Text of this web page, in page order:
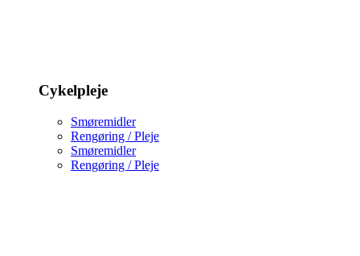
Cykelpleje
Smøremidler
Rengøring / Pleje
Smøremidler
Rengøring / Pleje